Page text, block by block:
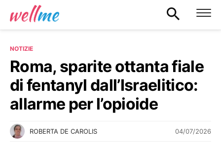
NOTIZIE
Roma, sparite ottanta fiale
di fentanyl dall’Israelitico:
allarme per l’opioide
ROBERTA DE CAROLIS 04/07/2026